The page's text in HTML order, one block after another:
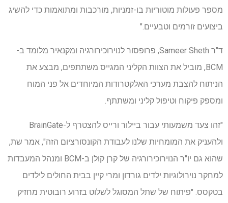
מספר פעולות מוטוריות בו-זמניות, מורכבות ומתואמות כדי להשיג
ביצועים זורמים וטבעיים."
ד"ר Sameer Sheth, פרופסור לנוירוכירורגיה ומקנאיר מלומד ב-
BCM, מוביל את הצוות הקליני המגייס משתתפים, מבצע את
הניתוח להצבת מערכי האלקטרודות המיוחדים אל פני המוח
ומספק פיקוח וטיפול קליני ומשתתף.
"זהו צעד משמעותי עבור ביילור ורייס להצטרף ל-BrainGate
ולהעניק את המומחיות שלנו לעבודת הקונסורציום הזה", אמר שת,
שהוא גם יו"ר הנוירוכירורגיה של קרן קולן ב-BCM ומנהל המעבדות
למחקר נוירולוגיות ילדים גורדון ומרי קיין בבית החולים לילדים
בטקסס. "פיתוח של שתל המסוגל לשלוט בזרוע רובוטית מחזיק